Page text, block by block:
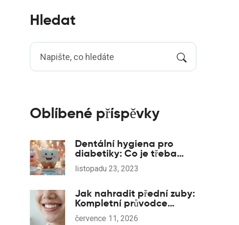
Hledat
Oblíbené příspěvky
Dentální hygiena pro
diabetiky: Co je třeba
vědět
listopadu 23, 2023
Jak nahradit přední zuby:
Kompletní průvodce
fazetami a implantáty
července 11, 2026